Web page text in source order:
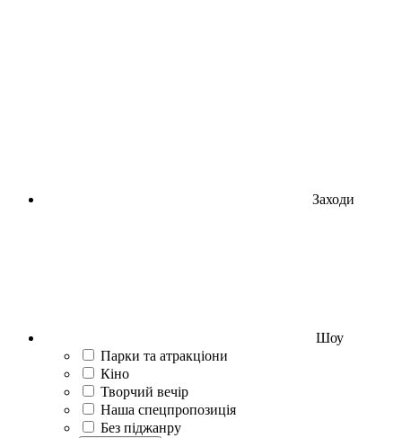
Заходи
Шоу
Парки та атракціони
Кіно
Творчий вечір
Наша спецпропозиція
Без піджанру